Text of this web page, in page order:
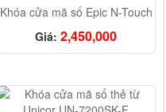
Khóa cửa mã số Epic N-Touch
Giá: 2,450,000